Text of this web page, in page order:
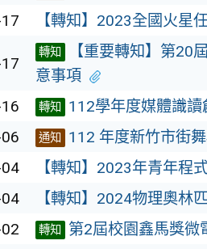
【轉知】2023全國火星
轉知
【重要轉知】第20
意事項
轉知 112學年度媒體識
通知 112 年度新竹市街
【轉知】2023年青年程
【轉知】2024物理奧林
轉知 第2屆校園鑫馬獎微